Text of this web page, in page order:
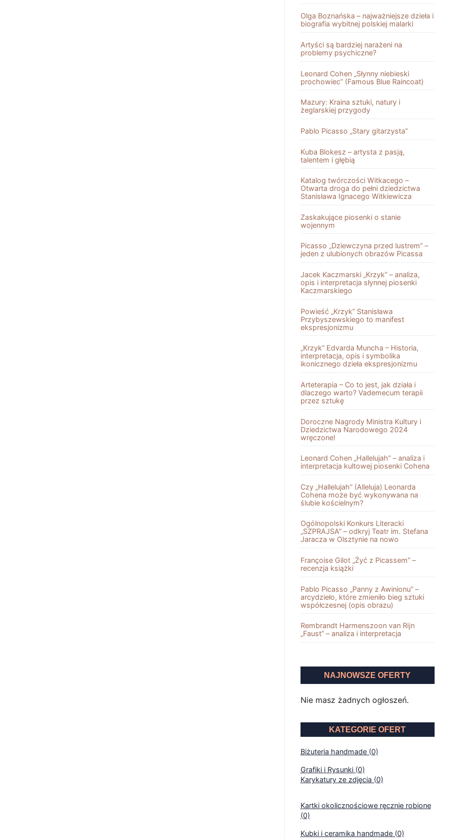
Olga Boznańska – najważniejsze dzieła i
biografia wybitnej polskiej malarki
Artyści są bardziej narażeni na
problemy psychiczne?
Leonard Cohen „Słynny niebieski
prochowiec” (Famous Blue Raincoat)
Mazury: Kraina sztuki, natury i
żeglarskiej przygody
Pablo Picasso „Stary gitarzysta”
Kuba Blokesz – artysta z pasją,
talentem i głębią
Katalog twórczości Witkacego –
Otwarta droga do pełni dziedzictwa
Stanisława Ignacego Witkiewicza
Zaskakujące piosenki o stanie
wojennym
Picasso „Dziewczyna przed lustrem” –
jeden z ulubionych obrazów Picassa
Jacek Kaczmarski „Krzyk” – analiza,
opis i interpretacja słynnej piosenki
Kaczmarskiego
Powieść „Krzyk” Stanisława
Przybyszewskiego to manifest
ekspresjonizmu
„Krzyk” Edvarda Muncha – Historia,
interpretacja, opis i symbolika
ikonicznego dzieła ekspresjonizmu
Arteterapia – Co to jest, jak działa i
dlaczego warto? Vademecum terapii
przez sztukę
Doroczne Nagrody Ministra Kultury i
Dziedzictwa Narodowego 2024
wręczone!
Leonard Cohen „Hallelujah” – analiza i
interpretacja kultowej piosenki Cohena
Czy „Hallelujah” (Alleluja) Leonarda
Cohena może być wykonywana na
ślubie kościelnym?
Ogólnopolski Konkurs Literacki
„SZPRAJSA” – odkryj Teatr im. Stefana
Jaracza w Olsztynie na nowo
Françoise Gilot „Żyć z Picassem” –
recenzja książki
Pablo Picasso „Panny z Awinionu” –
arcydzieło, które zmieniło bieg sztuki
współczesnej (opis obrazu)
Rembrandt Harmenszoon van Rĳn
„Faust” – analiza i interpretacja
NAJNOWSZE OFERTY
Nie masz żadnych ogłoszeń.
KATEGORIE OFERT
Biżuteria handmade (0)
Grafiki i Rysunki (0)
Karykatury ze zdjęcia (0)
Kartki okolicznościowe ręcznie robione
(0)
Kubki i ceramika handmade (0)